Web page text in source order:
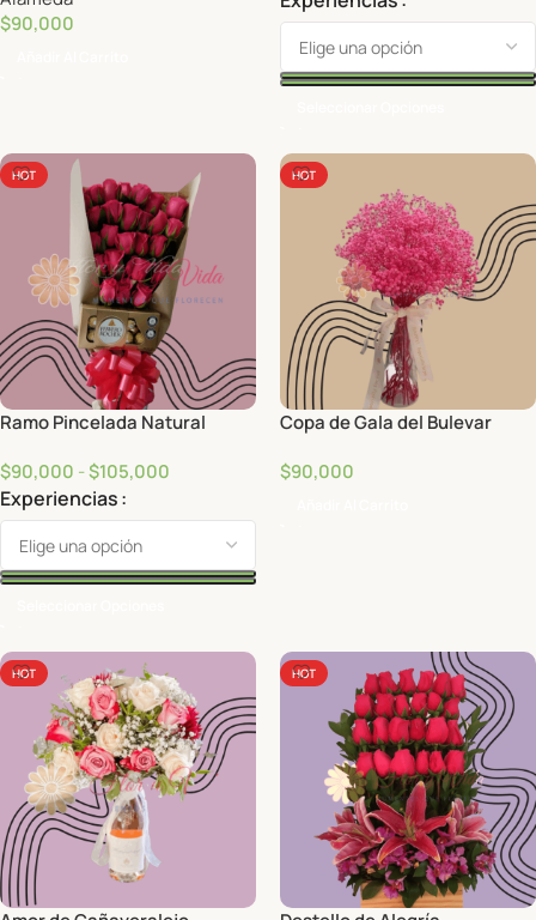
$90,000
HOT
Ramo Pincelada Natural
$90,000 -$105,000
Experiencias
HOT
Copa de Gala del Bulevar
$90,000
HOT HOT